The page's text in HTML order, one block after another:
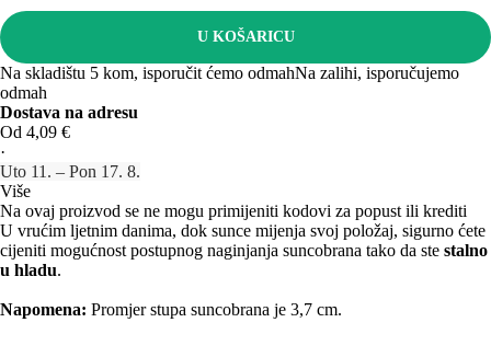
U KOŠARICU
Na skladištu 5 kom, isporučit ćemo odmahNa zalihi, isporučujemo
odmah
Dostava na adresu
Od 4,09 €
·
Uto 11. – Pon 17. 8.
Više
Na ovaj proizvod se ne mogu primijeniti kodovi za popust ili krediti
U vrućim ljetnim danima, dok sunce mijenja svoj položaj, sigurno ćete
cijeniti mogućnost postupnog naginjanja suncobrana tako da ste stalno
u hladu.
Napomena: Promjer stupa suncobrana je 3,7 cm.